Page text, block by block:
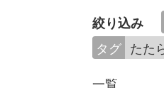
絞り込み
タグ たた
一覧